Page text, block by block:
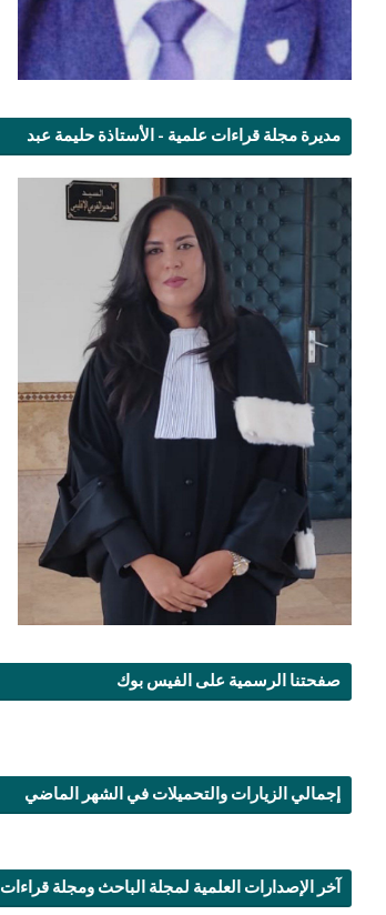
مديرة مجلة قراءات علمية - الأستاذة حليمة عبد
صفحتنا الرسمية على الفيس بوك
إجمالي الزيارات والتحميلات في الشهر الماضي
آخر الإصدارات العلمية لمجلة الباحث ومجلة قراءات